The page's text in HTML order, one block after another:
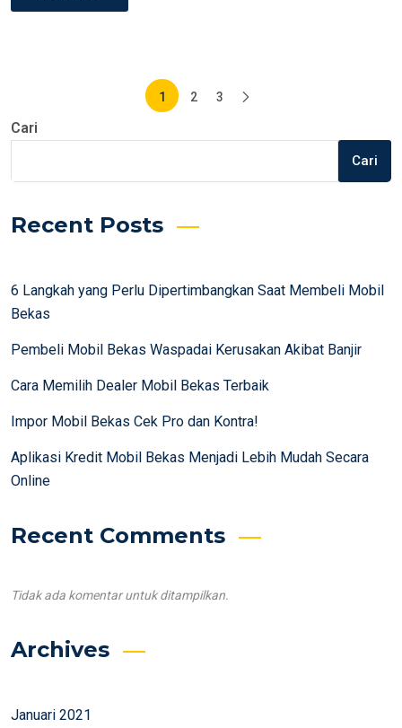
Paginasi
pos
1 2 3
Cari
Cari
Recent Posts
6 Langkah yang Perlu Dipertimbangkan Saat Membeli Mobil
Bekas
Pembeli Mobil Bekas Waspadai Kerusakan Akibat Banjir
Cara Memilih Dealer Mobil Bekas Terbaik
Impor Mobil Bekas Cek Pro dan Kontra!
Aplikasi Kredit Mobil Bekas Menjadi Lebih Mudah Secara
Online
Recent Comments
Tidak ada komentar untuk ditampilkan.
Archives
Januari 2021